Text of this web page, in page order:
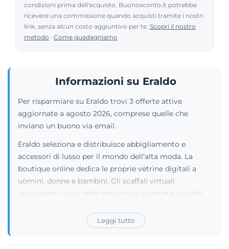
condizioni prima dell'acquisto. Buonosconto.it potrebbe
ricevere una commissione quando acquisti tramite i nostri
link, senza alcun costo aggiuntivo per te. Scopri il nostro
metodo · Come guadagniamo
Informazioni su Eraldo
Per risparmiare su Eraldo trovi 3 offerte attive
aggiornate a agosto 2026, comprese quelle che
inviano un buono via email.
Eraldo seleziona e distribuisce abbigliamento e
accessori di lusso per il mondo dell'alta moda. La
boutique online dedica le proprie vetrine digitali a
uomini, donne e bambini. Gli scaffali virtuali
raccolgono i capi delle maison più ricercate a livello
prestigiosi come Saint Laurent, Balenciaga, Prada e
Gucci. L'assortimento alterna i completi sartoriali
Leggi tutto